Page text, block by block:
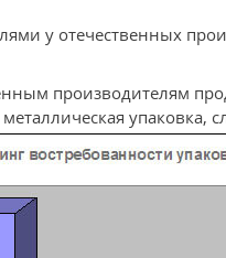
у отечественных
производителям
упаковка,